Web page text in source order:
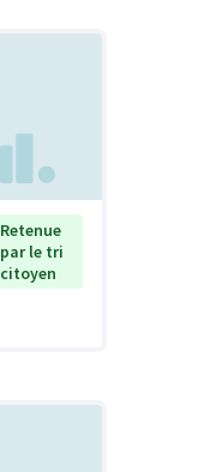
Retenue
par le tri
citoyen